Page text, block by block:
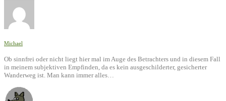
Michael
Ob sinnfrei oder nicht liegt hier mal im Auge des Betrachters und in diesem Fall
in meinem subjektiven Empfinden, da es kein ausgeschilderter, gesicherter
Wanderweg ist. Man kann immer alles…